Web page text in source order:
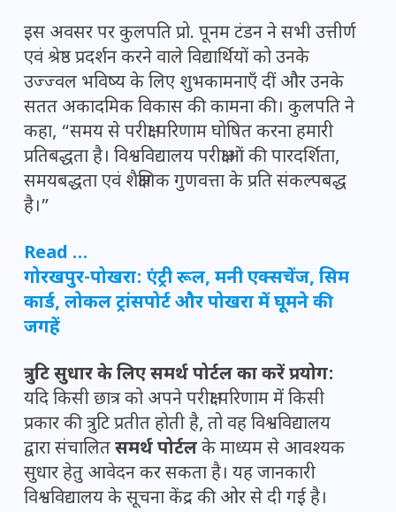
इस अवसर पर कुलपति प्रो. पूनम टंडन ने सभी उत्तीर्ण
एवं श्रेष्ठ प्रदर्शन करने वाले विद्यार्थियों को उनके
उज्ज्वल भविष्य के लिए शुभकामनाएँ दीं और उनके
सतत अकादमिक विकास की कामना की। कुलपति ने
कहा, “समय से परीक्षा परिणाम घोषित करना हमारी
प्रतिबद्धता है। विश्वविद्यालय परीक्षाओं की पारदर्शिता,
समयबद्धता एवं शैक्षणिक गुणवत्ता के प्रति संकल्पबद्ध
है।”
Read …
गोरखपुर-पोखरा: एंट्री रूल, मनी एक्सचेंज, सिम
कार्ड, लोकल ट्रांसपोर्ट और पोखरा में घूमने की
जगहें
त्रुटि सुधार के लिए समर्थ पोर्टल का करें प्रयोग:
यदि किसी छात्र को अपने परीक्षा परिणाम में किसी
प्रकार की त्रुटि प्रतीत होती है, तो वह विश्वविद्यालय
द्वारा संचालितसमर्थ पोर्टलके माध्यम से आवश्यक
सुधार हेतु आवेदन कर सकता है। यह जानकारी
विश्वविद्यालय के सूचना केंद्र की ओर से दी गई है।